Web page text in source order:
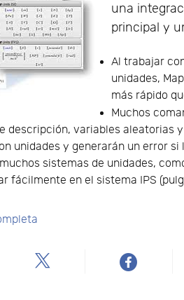
una
principal y
Al trabajar
unidades,
más rápido
Muchos
descripción, variables aleatorias
unidades y generarán un error
sistemas de unidades,
fácilmente en el sistema IPS